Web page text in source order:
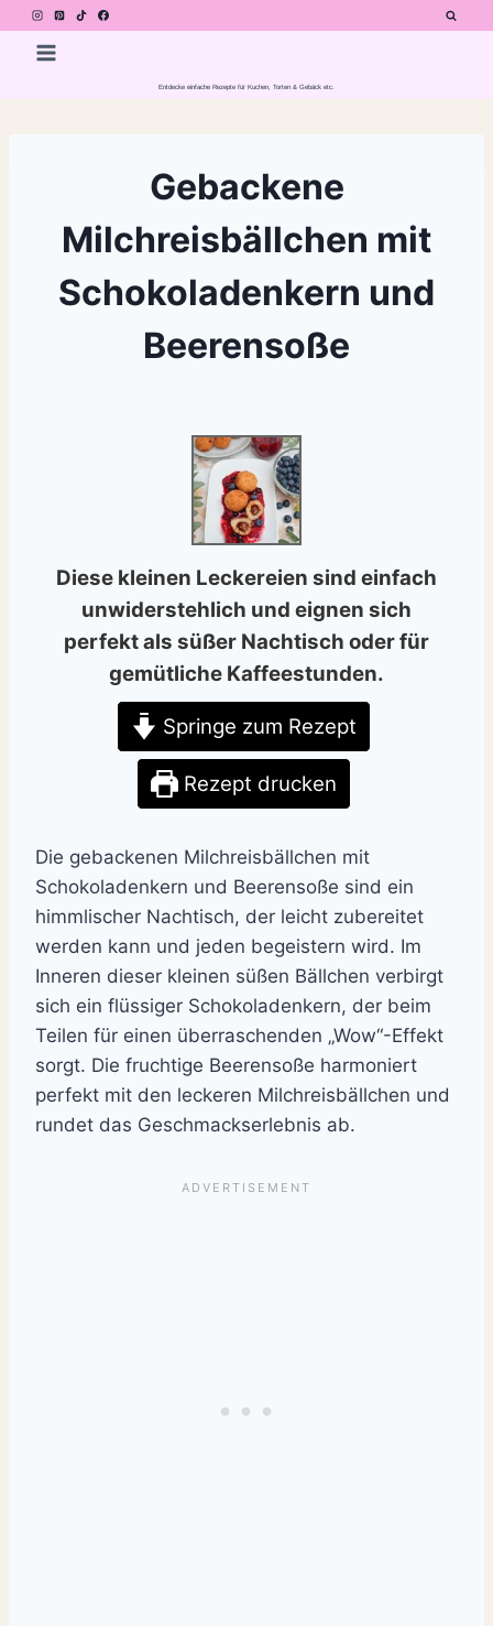
Zum
Inhalt
Entdecke einfache Rezepte für Kuchen, Torten & Gebäck etc.
Gebackene
Milchreisbällchen mit
Schokoladenkern und
Beerensoße
Diese kleinen Leckereien sind einfach
unwiderstehlich und eignen sich
perfekt als süßer Nachtisch oder für
gemütliche Kaffeestunden.
Springe zum Rezept
Rezept drucken
Die gebackenen Milchreisbällchen mit
Schokoladenkern und Beerensoße sind ein
himmlischer Nachtisch, der leicht zubereitet
werden kann und jeden begeistern wird. Im
Inneren dieser kleinen süßen Bällchen verbirgt
sich ein flüssiger Schokoladenkern, der beim
Teilen für einen überraschenden „Wow“-Effekt
sorgt. Die fruchtige Beerensoße harmoniert
perfekt mit den leckeren Milchreisbällchen und
rundet das Geschmackserlebnis ab.